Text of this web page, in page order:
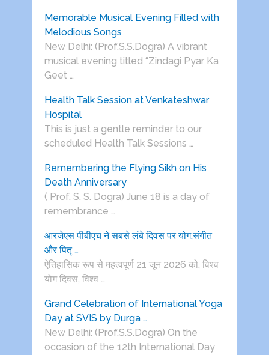
Memorable Musical Evening Filled with
Melodious Songs
New Delhi: (Prof.S.S.Dogra) A vibrant
musical evening titled “Zindagi Pyar Ka
Geet …
Health Talk Session at Venkateshwar
Hospital
This is just a gentle reminder to our
scheduled Health Talk Sessions …
Remembering the Flying Sikh on His
Death Anniversary
( Prof. S. S. Dogra) June 18 is a day of
remembrance …
आरजेएस पीबीएच ने सबसे लंबे दिवस पर योग,संगीत
और पितृ …
ऐतिहासिक रूप से महत्वपूर्ण 21 जून 2026 को, विश्व
योग दिवस, विश्व …
Grand Celebration of International Yoga
Day at SVIS by Durga …
New Delhi: (Prof.S.S.Dogra) On the
occasion of the 12th International Day